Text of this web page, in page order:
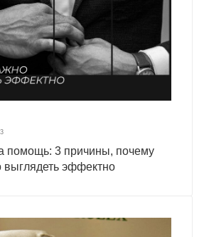
помощь: 3 причины, почему
эффектно